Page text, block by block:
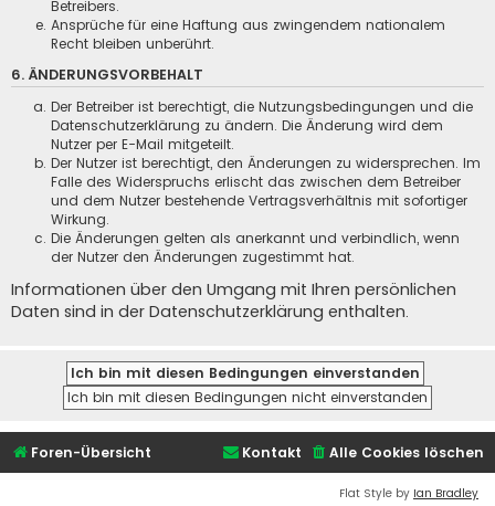
Betreibers.
Ansprüche für eine Haftung aus zwingendem nationalem
Recht bleiben unberührt.
6. ÄNDERUNGSVORBEHALT
Der Betreiber ist berechtigt, die Nutzungsbedingungen und die
Datenschutzerklärung zu ändern. Die Änderung wird dem
Nutzer per E-Mail mitgeteilt.
Der Nutzer ist berechtigt, den Änderungen zu widersprechen. Im
Falle des Widerspruchs erlischt das zwischen dem Betreiber
und dem Nutzer bestehende Vertragsverhältnis mit sofortiger
Wirkung.
Die Änderungen gelten als anerkannt und verbindlich, wenn
der Nutzer den Änderungen zugestimmt hat.
Informationen über den Umgang mit Ihren persönlichen
Daten sind in der Datenschutzerklärung enthalten.
Foren-Übersicht Alle Cookies löschen
Kontakt
Flat Style by Ian Bradley